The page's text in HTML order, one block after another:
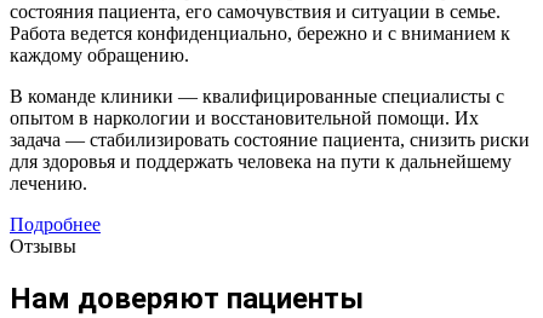
состояния пациента, его самочувствия и ситуации в семье.
Работа ведется конфиденциально, бережно и с вниманием к
каждому обращению.
В команде клиники — квалифицированные специалисты с
опытом в наркологии и восстановительной помощи. Их
задача — стабилизировать состояние пациента, снизить риски
для здоровья и поддержать человека на пути к дальнейшему
лечению.
Подробнее
Отзывы
Нам доверяют пациенты